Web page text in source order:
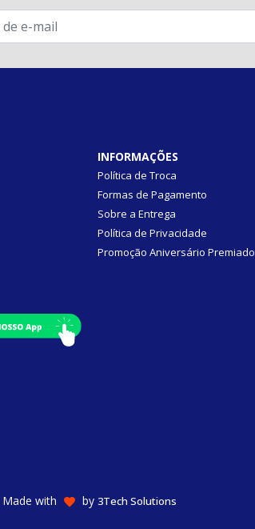
INFORMAÇÕES
Política de Troca
Formas de Pagamento
Sobre a Entrega
Política de Privacidade
Promoção Aniversário Premiado
Made with by 3Tech Solutions